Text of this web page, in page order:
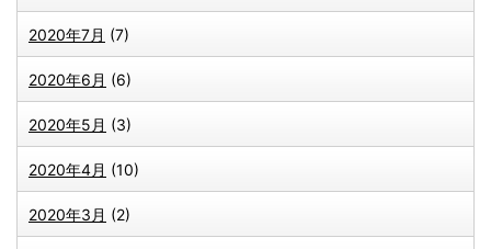
2020年7月 (7)
2020年6月 (6)
2020年5月 (3)
2020年4月 (10)
2020年3月 (2)